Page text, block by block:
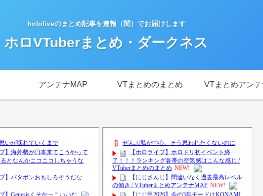
hololiveのまとめ記事を速報（闇）でお届けします
ホロVTuberまとめ・ダークネス
アンテナMAP VTまとめのまとめ VTまとめアンテ